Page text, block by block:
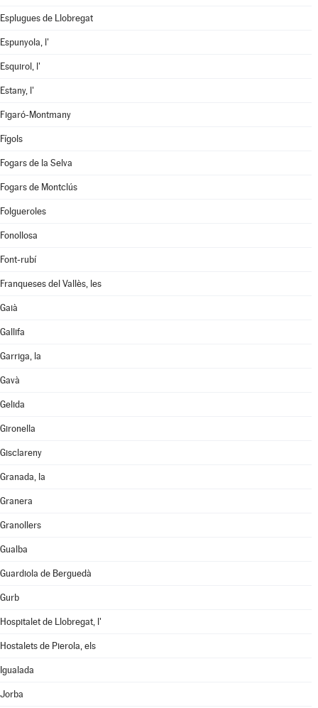
Esplugues de Llobregat
Espunyola, l'
Esquirol, l'
Estany, l'
Figaró-Montmany
Fígols
Fogars de la Selva
Fogars de Montclús
Folgueroles
Fonollosa
Font-rubí
Franqueses del Vallès, les
Gaià
Gallifa
Garriga, la
Gavà
Gelida
Gironella
Gisclareny
Granada, la
Granera
Granollers
Gualba
Guardiola de Berguedà
Gurb
Hospitalet de Llobregat, l'
Hostalets de Pierola, els
Igualada
Jorba